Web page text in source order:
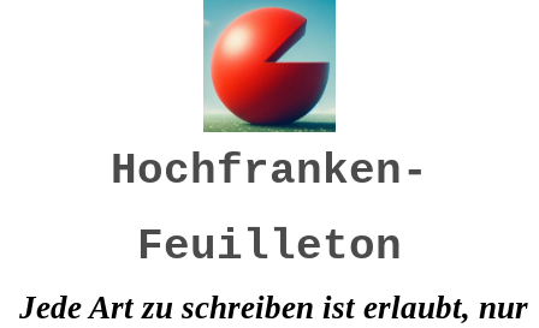
Hochfranken-
Feuilleton
Jede Art zu schreiben ist erlaubt, nur